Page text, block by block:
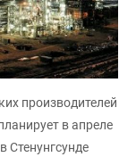
производителей
в апреле
Стенунгсунде